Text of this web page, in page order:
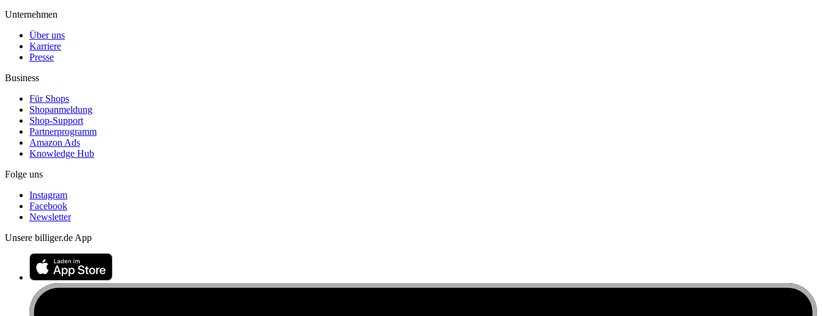
Unternehmen
Über uns
Karriere
Presse
Business
Für Shops
Shopanmeldung
Shop-Support
Partnerprogramm
Amazon Ads
Knowledge Hub
Folge uns
Instagram
Facebook
Newsletter
Unsere billiger.de App